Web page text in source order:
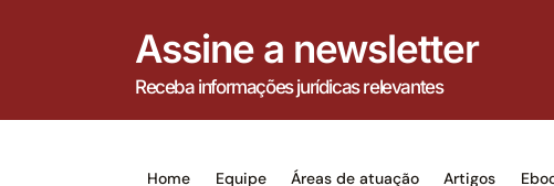
Assine a newsletter
Receba informações jurídicas relevantes
Home Equipe Áreas de atuação Artigos